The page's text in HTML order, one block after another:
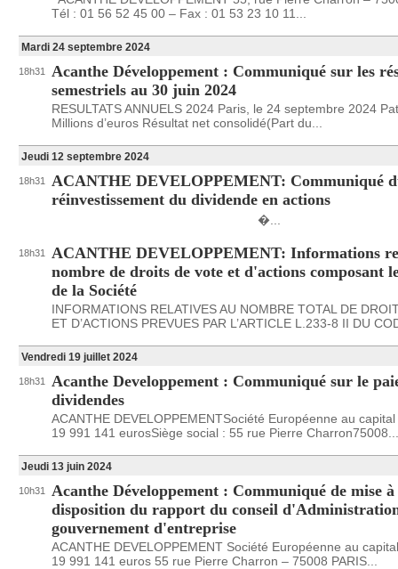
Tél : 01 56 52 45 00 – Fax : 01 53 23 10 11...
Mardi 24 septembre 2024
18h31
Acanthe Développement : Communiqué sur les
semestriels au 30 juin 2024
RESULTATS ANNUELS 2024 Paris, le 24 septembre 2024
Millions d’euros Résultat net consolidé(Part du...
Jeudi 12 septembre 2024
18h31
ACANTHE DEVELOPPEMENT: Communiqué
réinvestissement du dividende en actions
�...
18h31
ACANTHE DEVELOPPEMENT: Informations
nombre de droits de vote et d'actions composant
de la Société
INFORMATIONS RELATIVES AU NOMBRE TOTAL DE
ET D’ACTIONS PREVUES PAR L’ARTICLE L.233-8 II DU
Vendredi 19 juillet 2024
18h31
Acanthe Developpement : Communiqué sur le
dividendes
ACANTHE DEVELOPPEMENTSociété Européenne au
19 991 141 eurosSiège social : 55 rue Pierre Charron75008...
Jeudi 13 juin 2024
10h31
Acanthe Développement : Communiqué de mise à
disposition du rapport du conseil
gouvernement d'entreprise
ACANTHE DEVELOPPEMENT Société Européenne au
19 991 141 euros 55 rue Pierre Charron – 75008 PARIS...